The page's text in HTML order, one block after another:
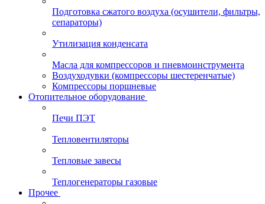
Подготовка сжатого воздуха (осушители, фильтры,
сепараторы)
Утилизация конденсата
Масла для компрессоров и пневмоинструмента
Воздуходувки (компрессоры шестеренчатые)
Компрессоры поршневые
Отопительное оборудование
Печи ПЭТ
Тепловентиляторы
Тепловые завесы
Теплогенераторы газовые
Прочее